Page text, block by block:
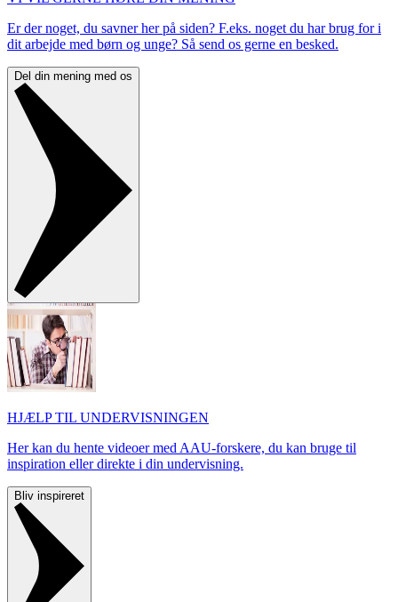
Er der noget, du savner her på siden? F.eks. noget du har brug for i
dit arbejde med børn og unge? Så send os gerne en besked.
Del din mening med os
HJÆLP TIL UNDERVISNINGEN
Her kan du hente videoer med AAU-forskere, du kan bruge til
inspiration eller direkte i din undervisning.
Bliv inspireret